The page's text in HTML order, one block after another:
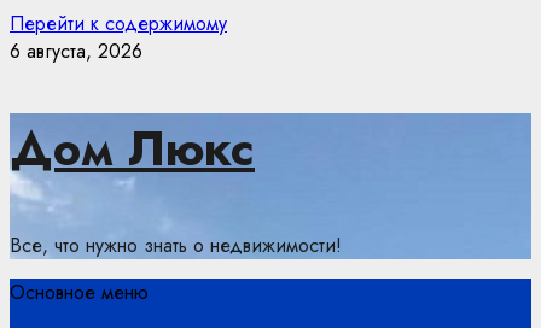
Перейти к содержимому
6 августа, 2026
Дом Люкс
Все, что нужно знать о недвижимости!
Основное меню